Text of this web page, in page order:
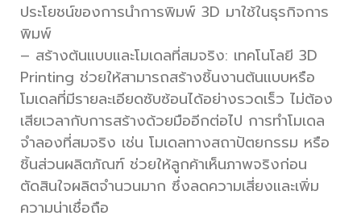
ประโยชน์ของการนำการพิมพ์ 3D มาใช้ในธุรกิจการ
พิมพ์
– สร้างต้นแบบและโมเดลที่สมจริง: เทคโนโลยี 3D
Printing ช่วยให้สามารถสร้างชิ้นงานต้นแบบหรือ
โมเดลที่มีรายละเอียดซับซ้อนได้อย่างรวดเร็ว ไม่ต้อง
เสียเวลากับการสร้างด้วยมืออีกต่อไป การทำโมเดล
จำลองที่สมจริง เช่น โมเดลทางสถาปัตยกรรม หรือ
ชิ้นส่วนผลิตภัณฑ์ ช่วยให้ลูกค้าเห็นภาพจริงก่อน
ตัดสินใจผลิตจำนวนมาก ซึ่งลดความเสี่ยงและเพิ่ม
ความน่าเชื่อถือ